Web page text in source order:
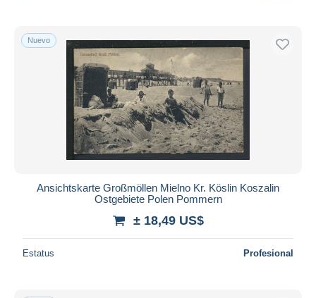
Nuevo
Ansichtskarte Großmöllen Mielno Kr. Köslin Koszalin
Ostgebiete Polen Pommern
± 18,49 US$
Estatus Profesional